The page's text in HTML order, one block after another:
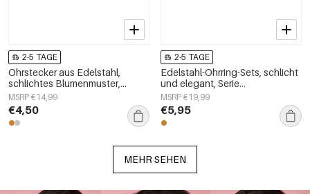
2-5 TAGE
Ohrstecker aus Edelstahl,
schlichtes Blumenmuster,
schlichte Serie, Damenschmuck
MSRP €14,99
€4,50
2-5 TAGE
Edelstahl-Ohrring-Sets, schlicht
und elegant, Serie
„Damenschmuck“
MSRP €19,99
€5,95
MEHR SEHEN